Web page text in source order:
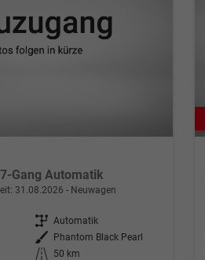
Gang Automatik
31.08.2026 Neuwagen
Getriebe Automatik
Außenfarbe
Phantom Black Pearl
Kilometerstand 50 km